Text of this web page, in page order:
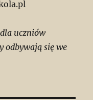
dla uczniów
odbywają się we